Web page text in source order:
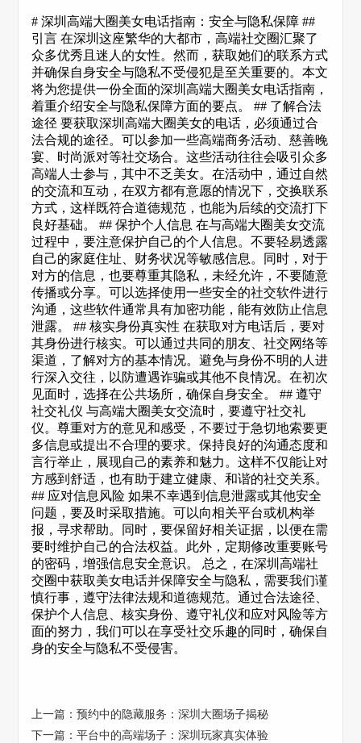
# 深圳高端大圈美女电话指南：安全与隐私保障 ##
引言 在深圳这座繁华的大都市，高端社交圈汇聚了
众多优秀且迷人的女性。然而，获取她们的联系方式
并确保自身安全与隐私不受侵犯是至关重要的。本文
将为您提供一份全面的深圳高端大圈美女电话指南，
着重介绍安全与隐私保障方面的要点。 ## 了解合法
途径 要获取深圳高端大圈美女的电话，必须通过合
法合规的途径。可以参加一些高端商务活动、慈善晚
宴、时尚派对等社交场合。这些活动往往会吸引众多
高端人士参与，其中不乏美女。在活动中，通过自然
的交流和互动，在双方都有意愿的情况下，交换联系
方式，这样既符合道德规范，也能为后续的交流打下
良好基础。 ## 保护个人信息 在与高端大圈美女交流
过程中，要注意保护自己的个人信息。不要轻易透露
自己的家庭住址、财务状况等敏感信息。同时，对于
对方的信息，也要尊重其隐私，未经允许，不要随意
传播或分享。可以选择使用一些安全的社交软件进行
沟通，这些软件通常具有加密功能，能有效防止信息
泄露。 ## 核实身份真实性 在获取对方电话后，要对
其身份进行核实。可以通过共同的朋友、社交网络等
渠道，了解对方的基本情况。避免与身份不明的人进
行深入交往，以防遭遇诈骗或其他不良情况。在初次
见面时，选择在公共场所，确保自身安全。 ## 遵守
社交礼仪 与高端大圈美女交流时，要遵守社交礼
仪。尊重对方的意见和感受，不要过于急切地索要更
多信息或提出不合理的要求。保持良好的沟通态度和
言行举止，展现自己的素养和魅力。这样不仅能让对
方感到舒适，也有助于建立健康、和谐的社交关系。
## 应对信息风险 如果不幸遇到信息泄露或其他安全
问题，要及时采取措施。可以向相关平台或机构举
报，寻求帮助。同时，要保留好相关证据，以便在需
要时维护自己的合法权益。此外，定期修改重要账号
的密码，增强信息安全意识。 总之，在深圳高端社
交圈中获取美女电话并保障安全与隐私，需要我们谨
慎行事，遵守法律法规和道德规范。通过合法途径、
保护个人信息、核实身份、遵守礼仪和应对风险等方
面的努力，我们可以在享受社交乐趣的同时，确保自
身的安全与隐私不受侵害。
上一篇：预约中的隐藏服务：深圳大圈场子揭秘
下一篇：平台中的高端场子：深圳玩家真实体验